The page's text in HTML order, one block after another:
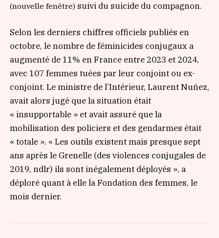
(nouvelle fenêtre) suivi du suicide du compagnon.
Selon les derniers chiffres officiels publiés en
octobre, le nombre de féminicides conjugaux a
augmenté de 11% en France entre 2023 et 2024,
avec 107 femmes tuées par leur conjoint ou ex-
conjoint. Le ministre de l’Intérieur, Laurent Nuñez,
avait alors jugé que la situation était
« insupportable » et avait assuré que la
mobilisation des policiers et des gendarmes était
« totale ». « Les outils existent mais presque sept
ans après le Grenelle (des violences conjugales de
2019, ndlr) ils sont inégalement déployés », a
déploré quant à elle la Fondation des femmes, le
mois dernier.